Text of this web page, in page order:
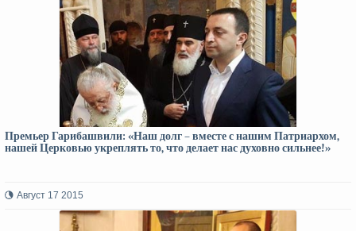
Премьер Гарибашвили: «Наш долг – вместе с нашим Патриархом,
нашей Церковью укреплять то, что делает нас духовно сильнее!»
Август 17 2015